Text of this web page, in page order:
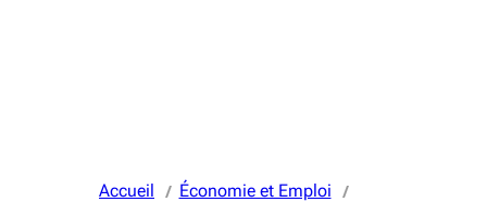
Accueil
Économie et Emploi